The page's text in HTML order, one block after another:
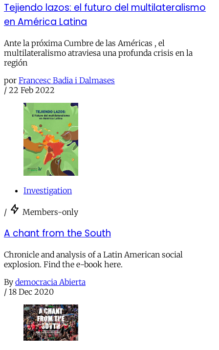
Tejiendo lazos: el futuro del multilateralismo
en América Latina
Ante la próxima Cumbre de las Américas , el
multilateralismo atraviesa una profunda crisis en la
región
por Francesc Badia i Dalmases
/ 22 Feb 2022
Investigation
/ Members-only
A chant from the South
Chronicle and analysis of a Latin American social
explosion. Find the e-book here.
By democracia Abierta
/ 18 Dec 2020